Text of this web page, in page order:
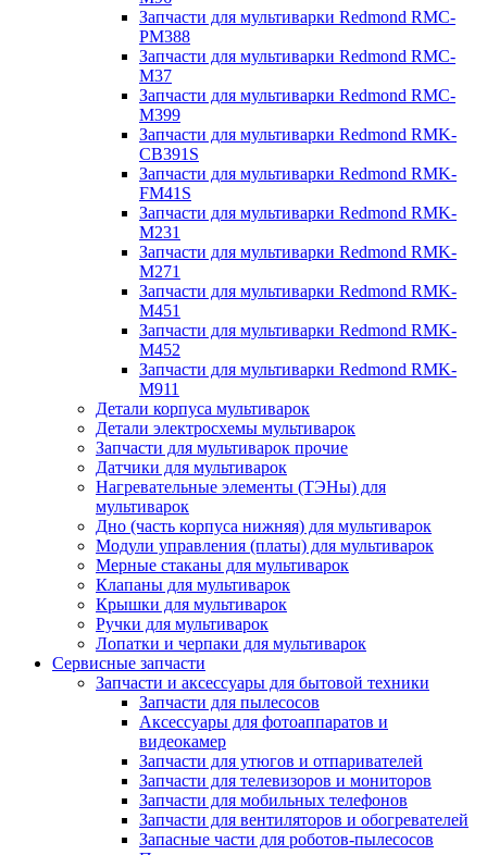
Запчасти для мультиварки Redmond RMC-
PM388
Запчасти для мультиварки Redmond RMC-
M37
Запчасти для мультиварки Redmond RMC-
M399
Запчасти для мультиварки Redmond RMK-
CB391S
Запчасти для мультиварки Redmond RMK-
FM41S
Запчасти для мультиварки Redmond RMK-
M231
Запчасти для мультиварки Redmond RMK-
M271
Запчасти для мультиварки Redmond RMK-
M451
Запчасти для мультиварки Redmond RMK-
M452
Запчасти для мультиварки Redmond RMK-
M911
Детали корпуса мультиварок
Детали электросхемы мультиварок
Запчасти для мультиварок прочие
Датчики для мультиварок
Нагревательные элементы (ТЭНы) для
мультиварок
Дно (часть корпуса нижняя) для мультиварок
Модули управления (платы) для мультиварок
Мерные стаканы для мультиварок
Клапаны для мультиварок
Крышки для мультиварок
Ручки для мультиварок
Лопатки и черпаки для мультиварок
Сервисные запчасти
Запчасти и аксессуары для бытовой техники
Запчасти для пылесосов
Аксессуары для фотоаппаратов и
видеокамер
Запчасти для утюгов и отпаривателей
Запчасти для телевизоров и мониторов
Запчасти для мобильных телефонов
Запчасти для вентиляторов и обогревателей
Запасные части для роботов-пылесосов